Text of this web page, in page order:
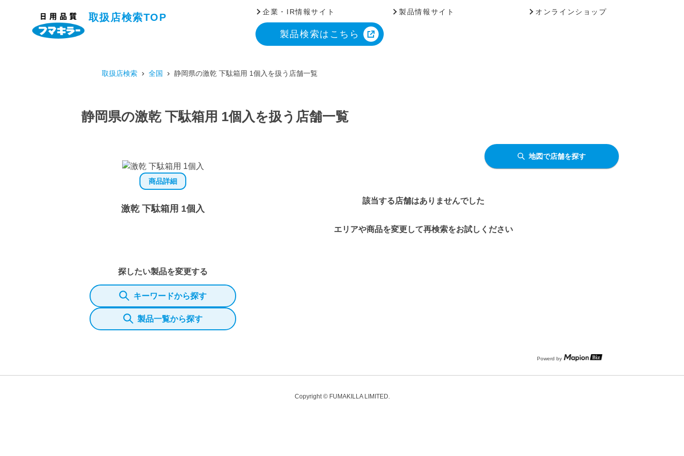
取扱店検索TOP
企業・IR情報サイト 製品情報サイト オンラインショップ
製品検索はこちら
取扱店検索 全国 静岡県の激乾 下駄箱用 1個入を扱う店舗一覧
静岡県の激乾 下駄箱用 1個入を扱う店舗一覧
商品詳細
激乾 下駄箱用 1個入
探したい製品を変更する
キーワードから探す
製品一覧から探す
地図で店舗を探す
該当する店舗はありませんでした
エリアや商品を変更して再検索をお試しください
Powerd by
Copyright © FUMAKILLA LIMITED.